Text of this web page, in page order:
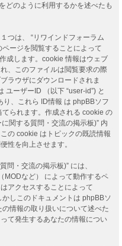
どのように利用するかを述べたも
つは、 “リワインドフォーラム
ージを閲覧することによって
成します。cookie 情報はウェブ
、このファイルは閲覧要求の際
ラウザにダウンロードされま
ーザーID （以下 “user-id”) と
り、これら ID情報 は phpBBソフ
られます。作成される cookie の
関する質問・交流の掲示板)” 内
の cookie はトピックの既読情報
性を向上させます。
問・交流の掲示板)” には、
MODなど） によって動作するペ
アクセスすることによって
しこのドキュメントは phpBBソ
情報の取り扱いについて述べた
て発生するあなたの情報につい